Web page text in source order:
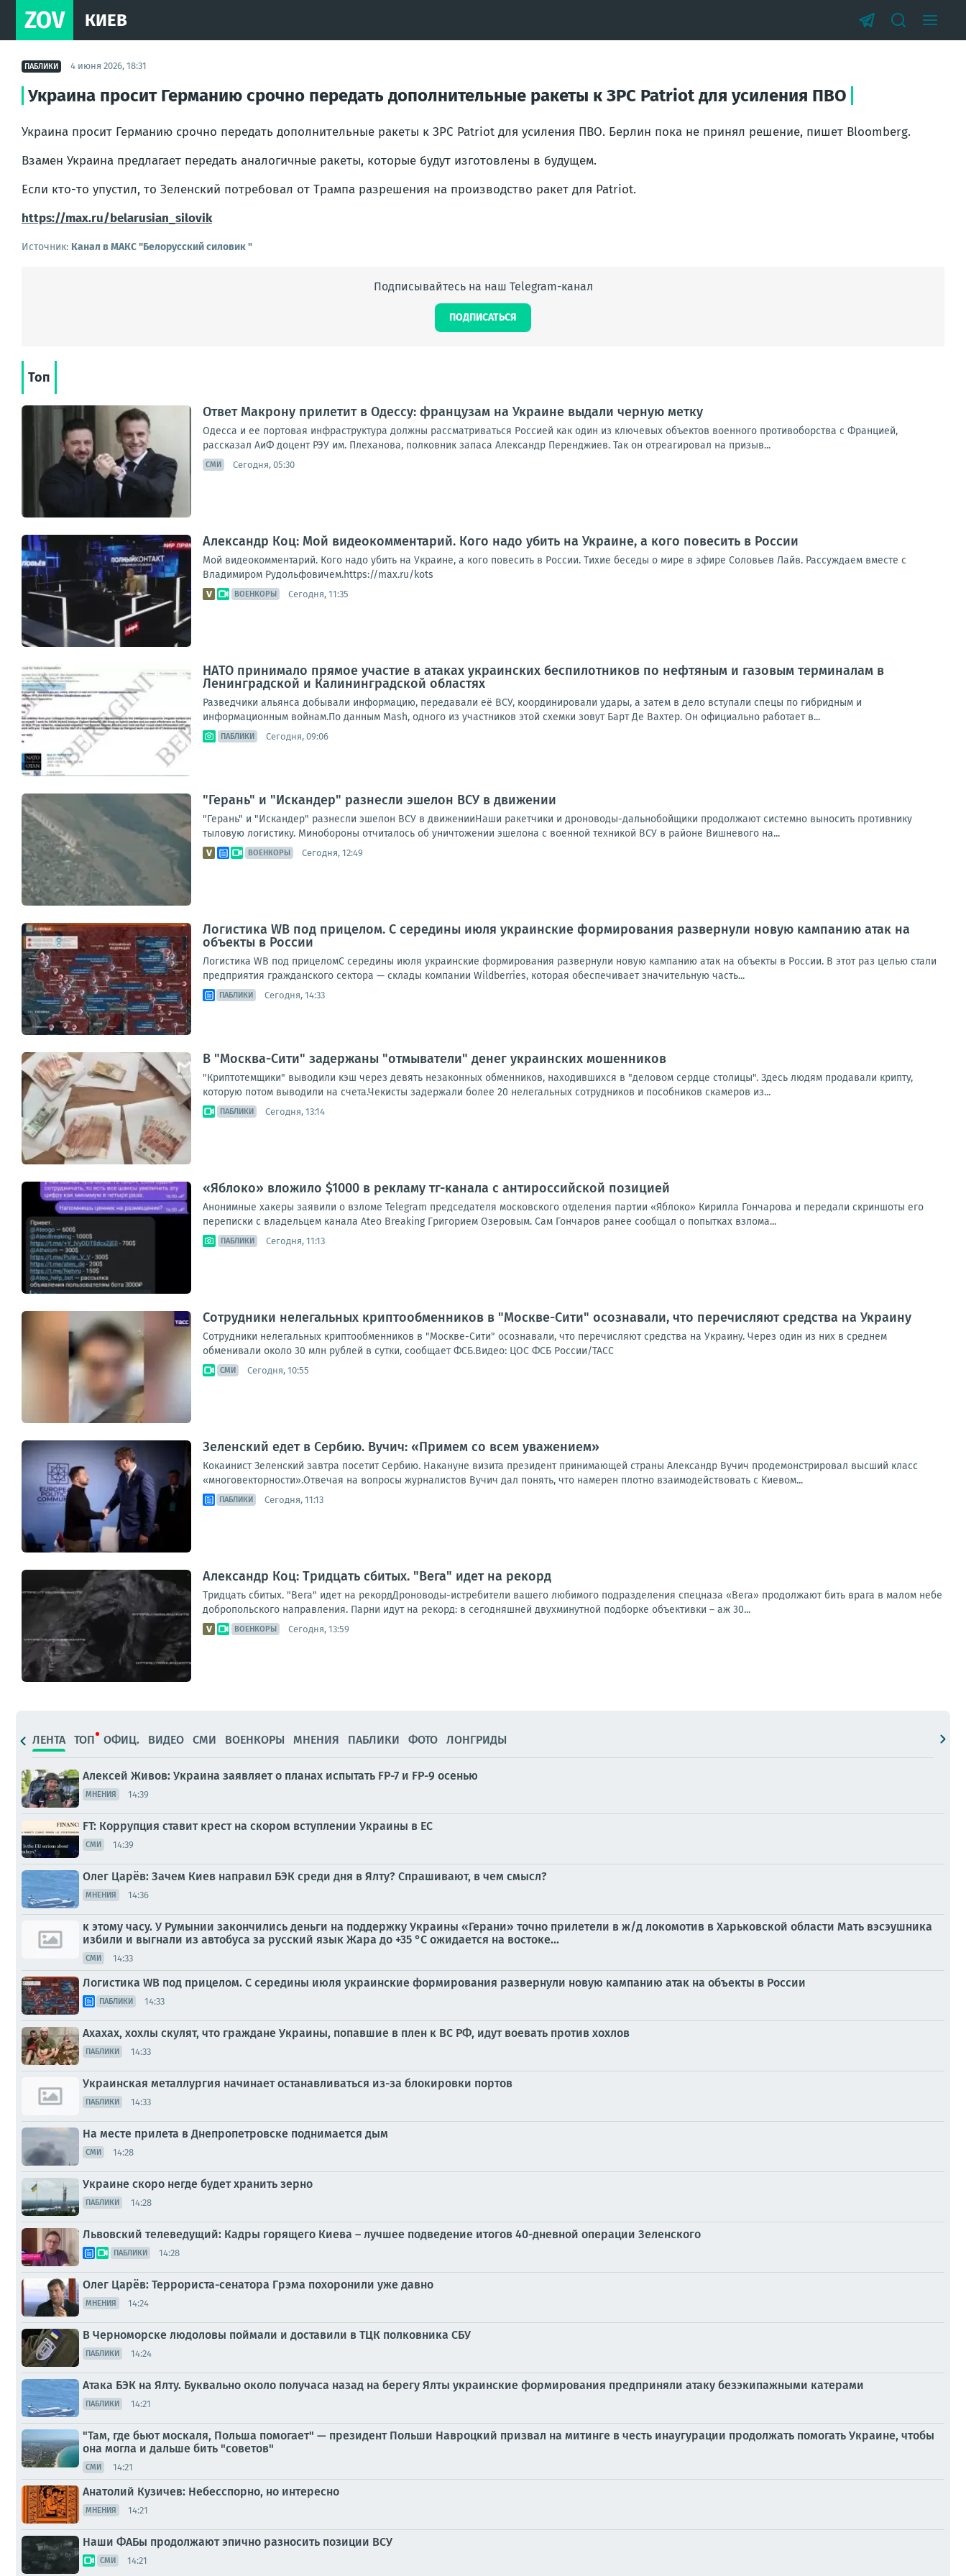
ZOV КИЕВ
ПАБЛИКИ 4 июня 2026, 18:31
Украина просит Германию срочно передать дополнительные ракеты к ЗРС Patriot для усиления ПВО
Украина просит Германию срочно передать дополнительные ракеты к ЗРС Patriot для усиления ПВО. Берлин пока не принял решение, пишет Bloomberg.
Взамен Украина предлагает передать аналогичные ракеты, которые будут изготовлены в будущем.
Если кто-то упустил, то Зеленский потребовал от Трампа разрешения на производство ракет для Patriot.
https://max.ru/belarusian_silovik
Источник: Канал в МАКС "Белорусский силовик "
Подписывайтесь на наш Telegram-канал
ПОДПИСАТЬСЯ
Топ
Ответ Макрону прилетит в Одессу: французам на Украине выдали черную метку
Одесса и ее портовая инфраструктура должны рассматриваться Россией как один из ключевых объектов военного противоборства с Францией,
рассказал АиФ доцент РЭУ им. Плеханова, полковник запаса Александр Перенджиев. Так он отреагировал на призыв...
СМИ Сегодня, 05:30
Александр Коц: Мой видеокомментарий. Кого надо убить на Украине, а кого повесить в России
Мой видеокомментарий. Кого надо убить на Украине, а кого повесить в России. Тихие беседы о мире в эфире Соловьев Лайв. Рассуждаем вместе с
Владимиром Рудольфовичем.https://max.ru/kots
ВОЕНКОРЫ Сегодня, 11:35
НАТО принимало прямое участие в атаках украинских беспилотников по нефтяным и газовым терминалам в
Ленинградской и Калининградской областях
Разведчики альянса добывали информацию, передавали её ВСУ, координировали удары, а затем в дело вступали спецы по гибридным и
информационным войнам.По данным Mash, одного из участников этой схемки зовут Барт Де Вахтер. Он официально работает в...
ПАБЛИКИ Сегодня, 09:06
"Герань" и "Искандер" разнесли эшелон ВСУ в движении
"Герань" и "Искандер" разнесли эшелон ВСУ в движенииНаши ракетчики и дроноводы-дальнобойщики продолжают системно выносить противнику
тыловую логистику. Минобороны отчиталось об уничтожении эшелона с военной техникой ВСУ в районе Вишневого на...
ВОЕНКОРЫ Сегодня, 12:49
Логистика WB под прицелом. С середины июля украинские формирования развернули новую кампанию атак на
объекты в России
Логистика WB под прицеломС середины июля украинские формирования развернули новую кампанию атак на объекты в России. В этот раз целью стали
предприятия гражданского сектора — склады компании Wildberries, которая обеспечивает значительную часть...
ПАБЛИКИ Сегодня, 14:33
В "Москва-Сити" задержаны "отмыватели" денег украинских мошенников
"Криптотемщики" выводили кэш через девять незаконных обменников, находившихся в "деловом сердце столицы". Здесь людям продавали крипту,
которую потом выводили на счета.Чекисты задержали более 20 нелегальных сотрудников и пособников скамеров из...
ПАБЛИКИ Сегодня, 13:14
«Яблоко» вложило $1000 в рекламу тг-канала с антироссийской позицией
Анонимные хакеры заявили о взломе Telegram председателя московского отделения партии «Яблоко» Кирилла Гончарова и передали скриншоты его
переписки с владельцем канала Ateo Breaking Григорием Озеровым. Сам Гончаров ранее сообщал о попытках взлома...
ПАБЛИКИ Сегодня, 11:13
Сотрудники нелегальных криптообменников в "Москве-Сити" осознавали, что перечисляют средства на Украину
Сотрудники нелегальных криптообменников в "Москве-Сити" осознавали, что перечисляют средства на Украину. Через один из них в среднем
обменивали около 30 млн рублей в сутки, сообщает ФСБ.Видео: ЦОС ФСБ России/ТАСС
СМИ Сегодня, 10:55
Зеленский едет в Сербию. Вучич: «Примем со всем уважением»
Кокаинист Зеленский завтра посетит Сербию. Накануне визита президент принимающей страны Александр Вучич продемонстрировал высший класс
«многовекторности».Отвечая на вопросы журналистов Вучич дал понять, что намерен плотно взаимодействовать с Киевом...
ПАБЛИКИ Сегодня, 11:13
Александр Коц: Тридцать сбитых. "Вега" идет на рекорд
Тридцать сбитых. "Вега" идет на рекордДроноводы-истребители вашего любимого подразделения спецназа «Вега» продолжают бить врага в малом небе
добропольского направления. Парни идут на рекорд: в сегодняшней двухминутной подборке объективки – аж 30...
ВОЕНКОРЫ Сегодня, 13:59
ЛЕНТА ТОП ОФИЦ. ВИДЕО СМИ ВОЕНКОРЫ МНЕНИЯ ПАБЛИКИ ФОТО ЛОНГРИДЫ
Алексей Живов: Украина заявляет о планах испытать FP-7 и FP-9 осенью
МНЕНИЯ 14:39
FT: Коррупция ставит крест на скором вступлении Украины в ЕС
СМИ 14:39
Олег Царёв: Зачем Киев направил БЭК среди дня в Ялту? Спрашивают, в чем смысл?
МНЕНИЯ 14:36
к этому часу. У Румынии закончились деньги на поддержку Украины «Герани» точно прилетели в ж/д локомотив в Харьковской области Мать вэсэушника
избили и выгнали из автобуса за русский язык Жара до +35 °С ожидается на востоке...
СМИ 14:33
Логистика WB под прицелом. С середины июля украинские формирования развернули новую кампанию атак на объекты в России
ПАБЛИКИ 14:33
Ахахах, хохлы скулят, что граждане Украины, попавшие в плен к ВС РФ, идут воевать против хохлов
ПАБЛИКИ 14:33
Украинская металлургия начинает останавливаться из-за блокировки портов
ПАБЛИКИ 14:33
На месте прилета в Днепропетровске поднимается дым
СМИ 14:28
Украине скоро негде будет хранить зерно
ПАБЛИКИ 14:28
Львовский телеведущий: Кадры горящего Киева – лучшее подведение итогов 40-дневной операции Зеленского
ПАБЛИКИ 14:28
Олег Царёв: Террориста-сенатора Грэма похоронили уже давно
МНЕНИЯ 14:24
В Черноморске людоловы поймали и доставили в ТЦК полковника СБУ
ПАБЛИКИ 14:24
Атака БЭК на Ялту. Буквально около получаса назад на берегу Ялты украинские формирования предприняли атаку безэкипажными катерами
ПАБЛИКИ 14:21
"Там, где бьют москаля, Польша помогает" — президент Польши Навроцкий призвал на митинге в честь инаугурации продолжать помогать Украине, чтобы
она могла и дальше бить "советов"
СМИ 14:21
Анатолий Кузичев: Небесспорно, но интересно
МНЕНИЯ 14:21
Наши ФАБы продолжают эпично разносить позиции ВСУ
СМИ 14:21